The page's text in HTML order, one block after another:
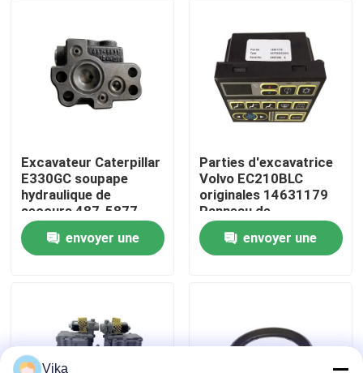
Visite d'usine
Contrôle de la qualité
Contact
nouvelles
Pièces de rechange Cummins
Excavateur Caterpillar
E330GC soupape
hydraulique de
secours 487-5877
pour l'Amérique
envoyer une
Parties d'excavatrice
Volvo EC210BLC
originales 14631179
Panneau de
commande de
climatisation à
remplacer
envoyer une
Vika